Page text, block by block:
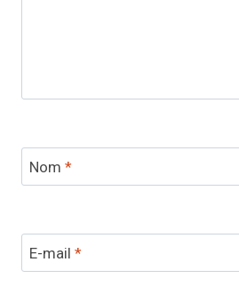
Nom *
E-mail *